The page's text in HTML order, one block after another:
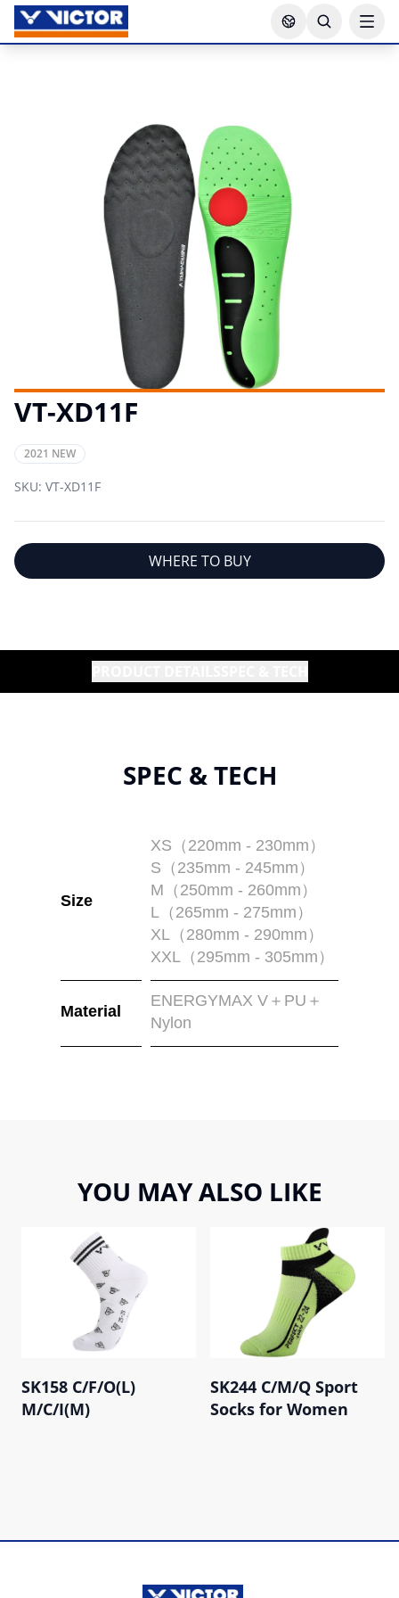
VT-XD11F
2021 NEW
SKU: VT-XD11F
WHERE TO BUY
SPEC & TECH
Size
XS（220mm - 230mm）
S（235mm - 245mm）
M（250mm - 260mm）
L（265mm - 275mm）
XL（280mm - 290mm）
XXL（295mm - 305mm）
Material
ENERGYMAX V＋PU＋
Nylon
YOU MAY ALSO LIKE
SK158 C/F/O(L)
M/C/I(M)
SK244 C/M/Q Sport
Socks for Women